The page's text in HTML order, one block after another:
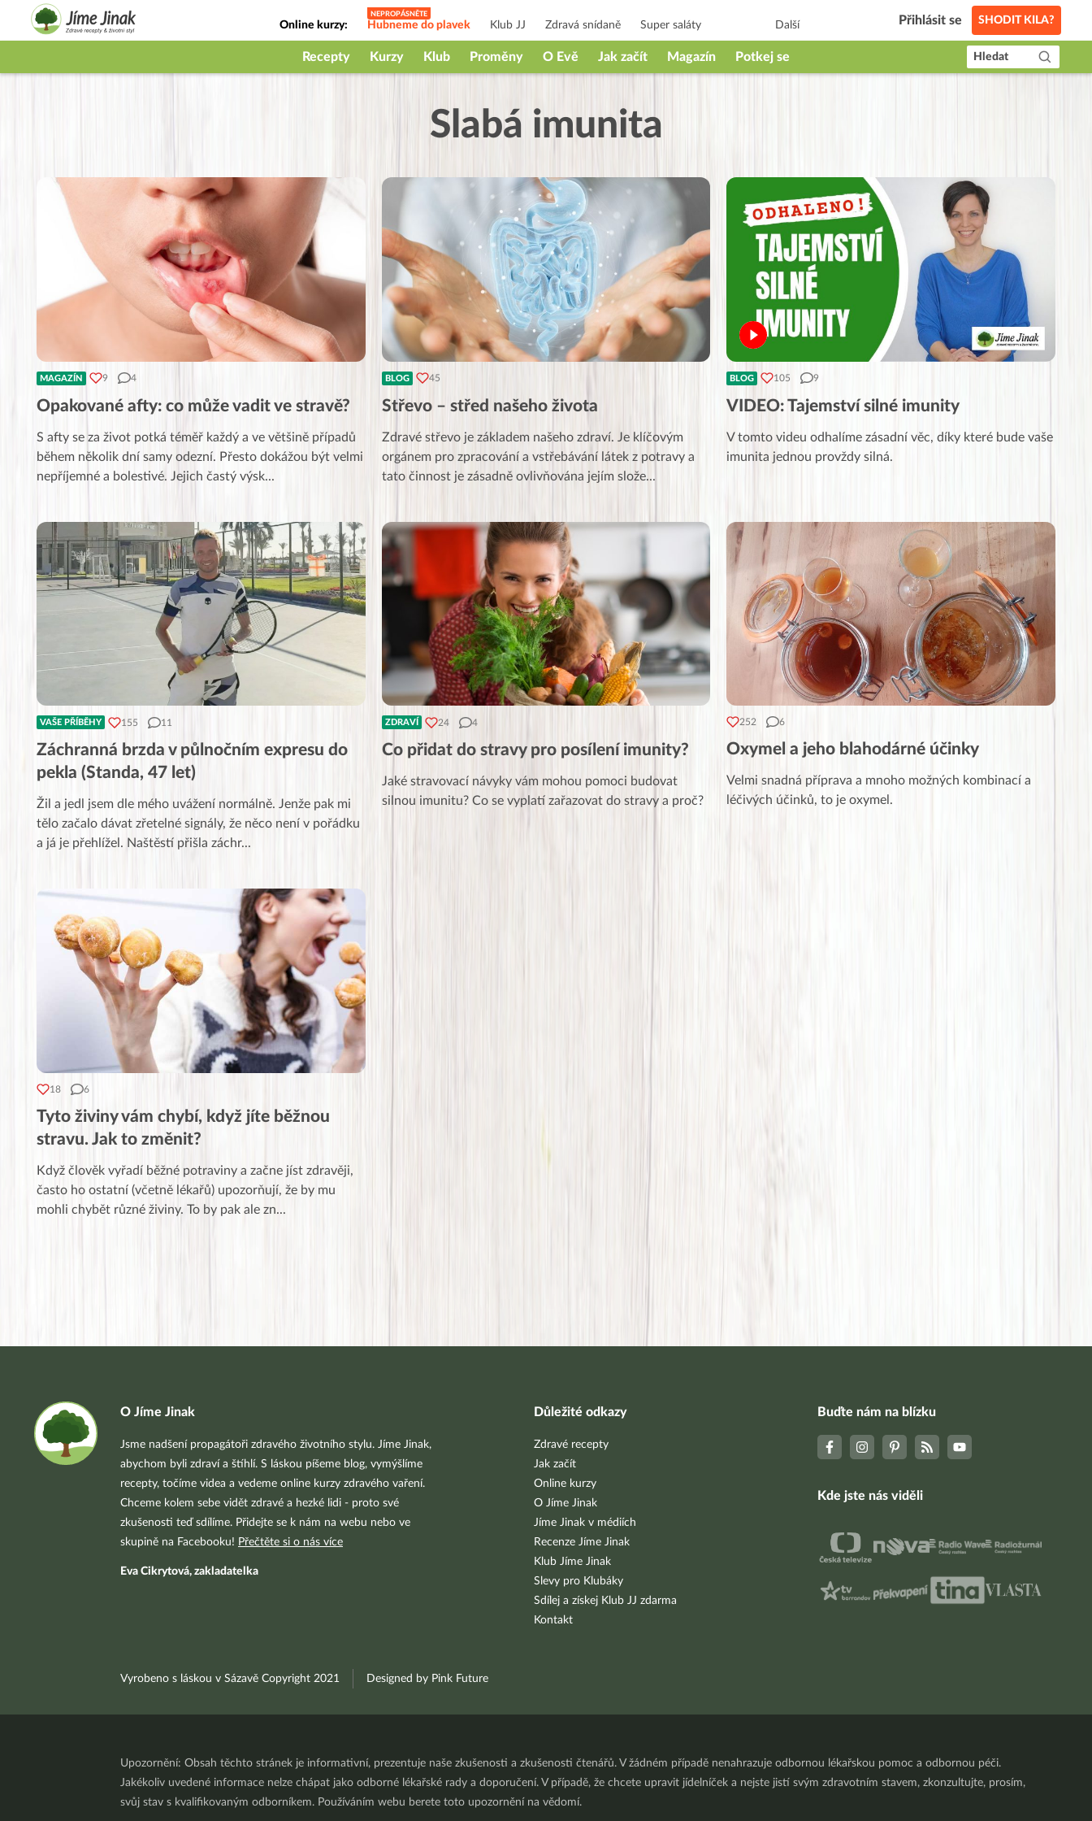
Online kurzy: Hubneme do plavek Klub JJ Zdravá snídaně Super saláty
Jak na babičky
Další Přihlásit se SHODIT KILA?
Recepty Kurzy Klub Proměny O Evě Jak začít Magazín Potkej se Hledat
Slabá imunita
MAGAZÍN 9 4
Opakované afty: co může vadit ve stravě?
S afty se za život potká téměř každý a ve většině případů
během několik dní samy odezní. Přesto dokážou být velmi
nepříjemné a bolestivé. Jejich častý výsk...
BLOG 45
Střevo – střed našeho života
Zdravé střevo je základem našeho zdraví. Je klíčovým
orgánem pro zpracování a vstřebávání látek z potravy a
tato činnost je zásadně ovlivňována jejím slože...
BLOG 105 9
VIDEO: Tajemství silné imunity
V tomto videu odhalíme zásadní věc, díky které bude vaše
imunita jednou provždy silná.
VAŠE PŘÍBĚHY 155 11
Záchranná brzda v půlnočním expresu do
pekla (Standa, 47 let)
Žil a jedl jsem dle mého uvážení normálně. Jenže pak mi
tělo začalo dávat zřetelné signály, že něco není v pořádku
a já je přehlížel. Naštěstí přišla záchr...
ZDRAVÍ 24 4
Co přidat do stravy pro posílení imunity?
Jaké stravovací návyky vám mohou pomoci budovat
silnou imunitu? Co se vyplatí zařazovat do stravy a proč?
252 6
Oxymel a jeho blahodárné účinky
Velmi snadná příprava a mnoho možných kombinací a
léčivých účinků, to je oxymel.
18 6
Tyto živiny vám chybí, když jíte běžnou
stravu. Jak to změnit?
Když člověk vyřadí běžné potraviny a začne jíst zdravěji,
často ho ostatní (včetně lékařů) upozorňují, že by mu
mohli chybět různé živiny. To by pak ale zn...
O Jíme Jinak
Jsme nadšení propagátoři zdravého životního stylu. Jíme Jinak,
abychom byli zdraví a štíhlí. S láskou píšeme blog, vymýšlíme
recepty, točíme videa a vedeme online kurzy zdravého vaření.
Chceme kolem sebe vidět zdravé a hezké lidi - proto své
zkušenosti teď sdílíme. Přidejte se k nám na webu nebo ve
skupině na Facebooku! Přečtěte si o nás více
Eva Cikrytová, zakladatelka
Důležité odkazy
Zdravé recepty
Jak začít
Online kurzy
O Jíme Jinak
Jíme Jinak v médiích
Recenze Jíme Jinak
Klub Jíme Jinak
Slevy pro Klubáky
Sdílej a získej Klub JJ zdarma
Kontakt
Buďte nám na blízku
Kde jste nás viděli
Vyrobeno s láskou v Sázavě Copyright 2021 Designed by Pink Future
Upozornění: Obsah těchto stránek je informativní, prezentuje naše zkušenosti a zkušenosti čtenářů. V žádném případě nenahrazuje odbornou lékařskou pomoc a odbornou péči.
Jakékoliv uvedené informace nelze chápat jako odborné lékařské rady a doporučení. V případě, že chcete upravit jídelníček a nejste jistí svým zdravotním stavem, zkonzultujte, prosím,
svůj stav s kvalifikovaným odborníkem. Používáním webu berete toto upozornění na vědomí.